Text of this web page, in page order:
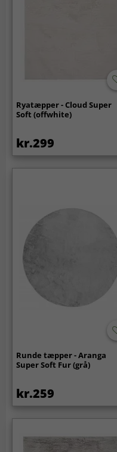
Ryatæpper - Cloud Super
Soft (offwhite)
kr.299
Runde tæpper - Aranga
Super Soft Fur (grå)
kr.259